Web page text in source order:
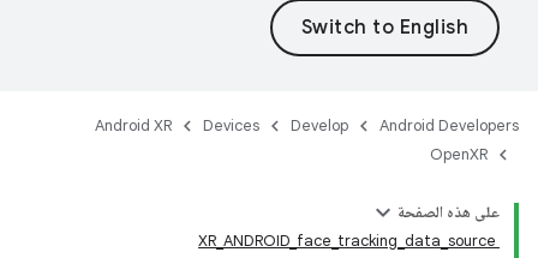
Android Developers
Develop
Devices
Android XR
OpenXR
على هذه الصفحة